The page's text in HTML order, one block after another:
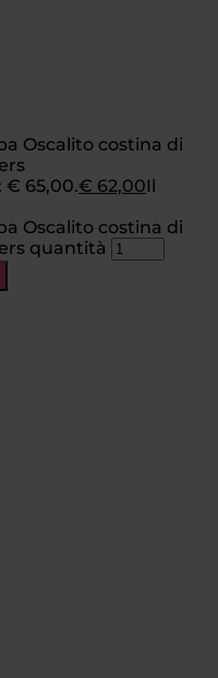
Oscalito costina di
€ 65,00.€ 62,00Il
Oscalito costina di
quantità